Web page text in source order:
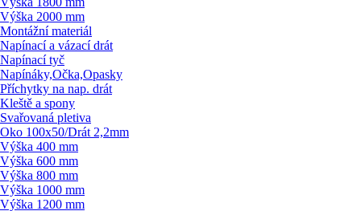
Výška 2000 mm
Montážní materiál
Napínací a vázací drát
Napínací tyč
Napínáky,Očka,Opasky
Příchytky na nap. drát
Kleště a spony
Svařovaná pletiva
Oko 100x50/Drát 2,2mm
Výška 400 mm
Výška 600 mm
Výška 800 mm
Výška 1000 mm
Výška 1200 mm